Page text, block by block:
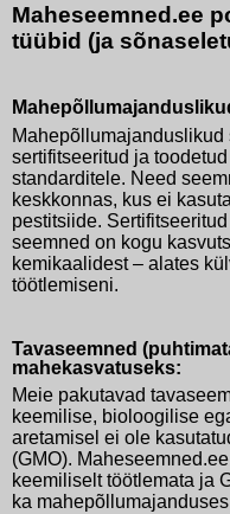
Maheseemned.ee
tüübid (ja
sertifitseeritud ja
standarditele. Need
keskkonnas, kus ei
pestitsiide.
seemned on kogu
kemikaalidest – alates
töötlemiseni.
Tavaseemned
mahekasvatuseks:
Meie pakutavad
keemilise, bioloogilise
aretamisel ei ole
(GMO).
keemiliselt töötlemata ja
ka